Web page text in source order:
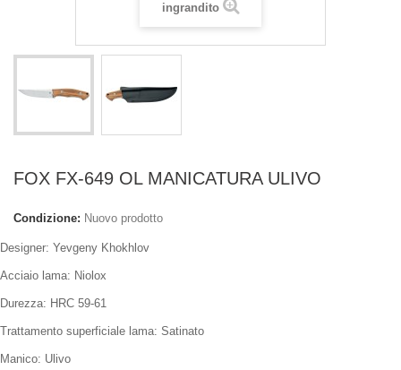
ingrandito
FOX FX-649 OL MANICATURA ULIVO
Condizione: Nuovo prodotto
Designer: Yevgeny Khokhlov
Acciaio lama: Niolox
Durezza: HRC 59-61
Trattamento superficiale lama: Satinato
Manico: Ulivo